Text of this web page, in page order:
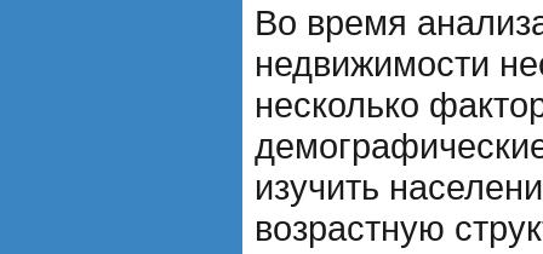
Во время
недвижимости
несколько
изучить
возрастную